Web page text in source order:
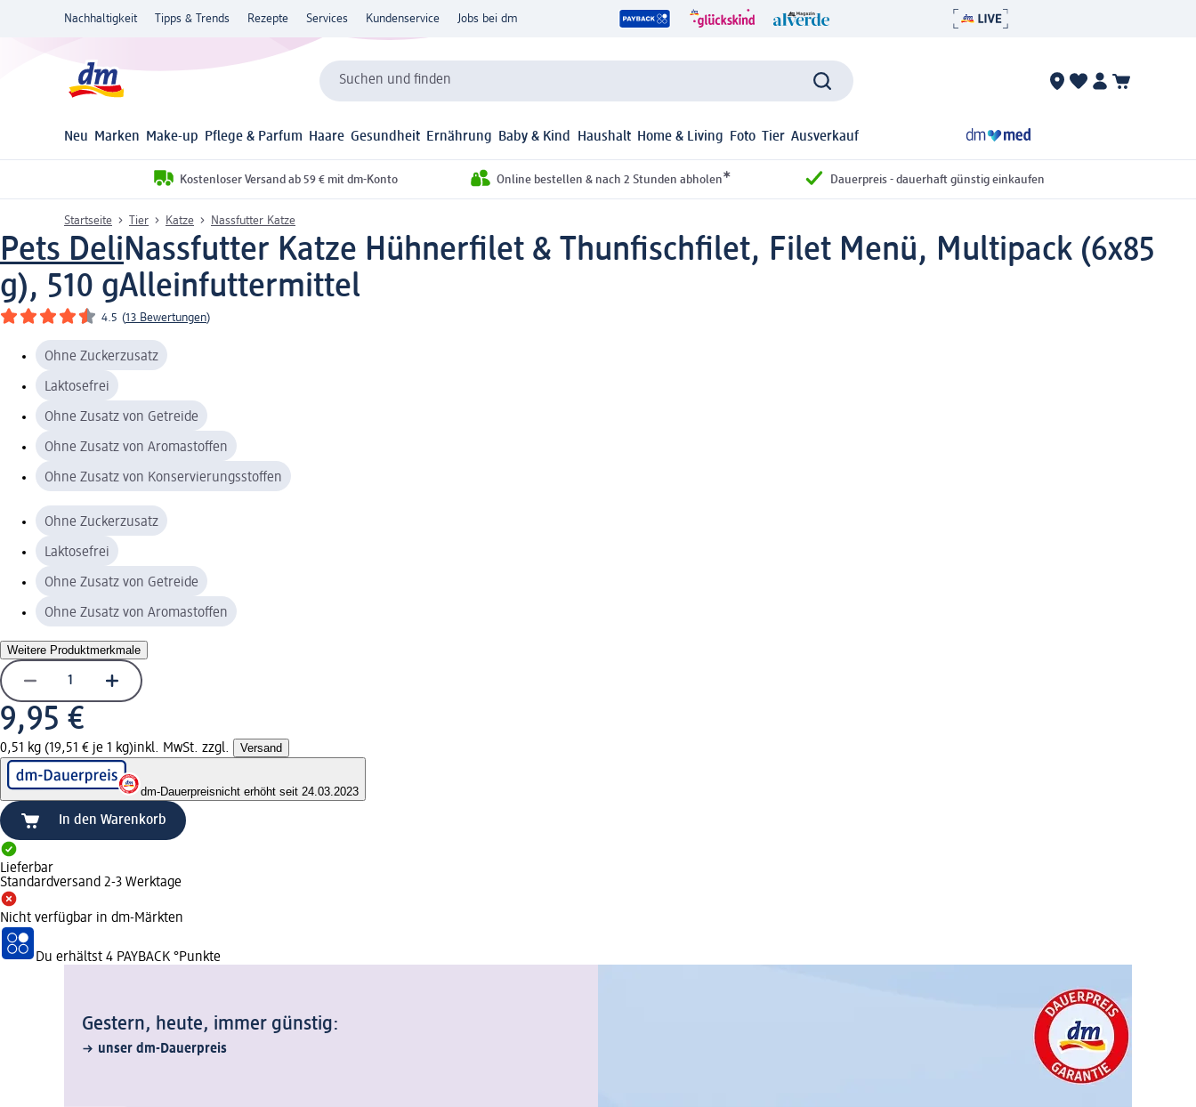
Nachhaltigkeit Tipps & Trends Rezepte Services Kundenservice Jobs bei dm
Suchen und finden
Neu Marken Make-up Pflege & Parfum Haare Gesundheit Ernährung Baby & Kind Haushalt Home & Living Foto Tier Ausverkauf
Kostenloser Versand ab 59 € mit dm-Konto Online bestellen & nach 2 Stunden abholen* Dauerpreis - dauerhaft günstig einkaufen
Startseite Tier Katze Nassfutter Katze
Pets DeliNassfutter Katze Hühnerfilet & Thunfischfilet, Filet Menü, Multipack (6x85
g), 510 gAlleinfuttermittel
4.5 (13 Bewertungen)
Ohne Zuckerzusatz
Laktosefrei
Ohne Zusatz von Getreide
Ohne Zusatz von Aromastoffen
Ohne Zusatz von Konservierungsstoffen
Ohne Zuckerzusatz
Laktosefrei
Ohne Zusatz von Getreide
Ohne Zusatz von Aromastoffen
Weitere Produktmerkmale
9,95 €
0,51 kg (19,51 € je 1 kg)inkl. MwSt. zzgl. Versand
dm-Dauerpreisnicht erhöht seit 24.03.2023
In den Warenkorb
Lieferbar
Standardversand 2-3 Werktage
Nicht verfügbar in dm-Märkten
Du erhältst 4 PAYBACK °Punkte
Gestern, heute, immer günstig:
unser dm-Dauerpreis